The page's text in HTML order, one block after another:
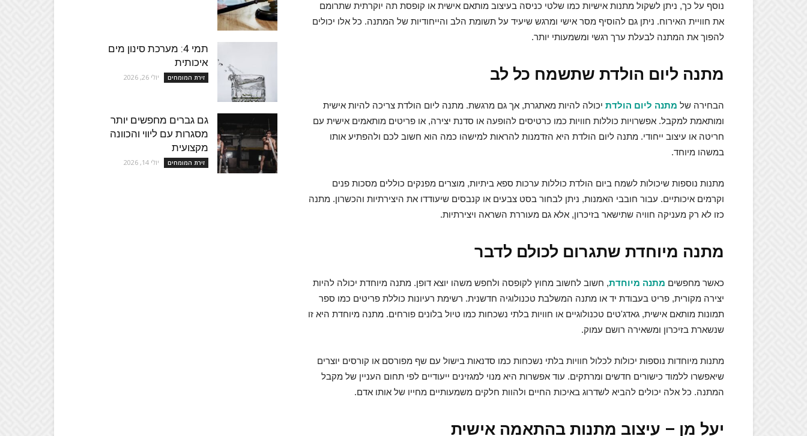
נוסף על כך, ניתן לשקול מתנות אישיות כמו שלטי כניסה בעיצוב מותאם אישית או קופסת תה יוקרתית שתרומם
את חוויית האירוח. ניתן גם להוסיף מסר אישי ומרגש שיעיד על תשומת הלב והייחודיות של המתנה. כל אלו יכולים
להפוך את המתנה לבעלת ערך רגשי ומשמעותי יותר.
מתנה ליום הולדת שתשמח כל לב
הבחירה של מתנה ליום הולדת יכולה להיות מאתגרת, אך גם מרגשת. מתנה ליום הולדת צריכה להיות אישית
ומותאמת למקבל. אפשרויות כוללות חוויות כמו כרטיסים להופעה או סדנת יצירה, או פריטים מותאמים אישית עם
חריטה או עיצוב ייחודי. מתנה ליום הולדת היא הזדמנות להראות למישהו כמה הוא חשוב לכם ולהפתיע אותו
במשהו מיוחד.
מתנות נוספות שיכולות לשמח ביום הולדת כוללות ערכות ספא ביתיות, מוצרים מפנקים כוללים מסכות פנים
וקרמים איכותיים. עבור חובבי האמנות, ניתן לבחור בסט צבעים או קנבסים שיעודדו את היצירתיות והכשרון. מתנה
כזו לא רק מעניקה חוויה שתישאר בזיכרון, אלא גם מעוררת השראה ויצירתיות.
מתנה מיוחדת שתגרום לכולם לדבר
כאשר מחפשים מתנה מיוחדת, חשוב לחשוב מחוץ לקופסה ולחפש משהו יוצא דופן. מתנה מיוחדת יכולה להיות
יצירה מקורית, פריט בעבודת יד או מתנה המשלבת טכנולוגיה חדשנית. רשימת רעיונות כוללת פריטים כמו ספר
תמונות מותאם אישית, גאדג'טים טכנולוגיים או חוויות בלתי נשכחות כמו טיול בלונים פורחים. מתנה מיוחדת היא זו
שנשארת בזיכרון ומשאירה רושם עמוק.
מתנות מיוחדות נוספות יכולות לכלול חוויות בלתי נשכחות כמו סדנאות בישול עם שף מפורסם או קורסים יוצרים
שיאפשרו ללמוד כישורים חדשים ומרתקים. עוד אפשרות היא מנוי למגזינים ייעודיים לפי תחום העניין של מקבל
המתנה. כל אלה יכולים להביא לשדרוג באיכות החיים ולהוות חלקים משמעותיים מחייו של אותו אדם.
יעל מן – עיצוב מתנות בהתאמה אישית
תמי 4: מערכת סינון מים
איכותית
זירת המומחים יולי 26, 2026
גם גברים מחפשים יותר
מסגרות עם ליווי והכוונה
מקצועית
זירת המומחים יולי 14, 2026